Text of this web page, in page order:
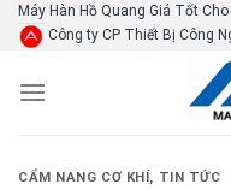
SkipMáy Hàn Hồ Quang Giá Tốt Cho
Công ty CP Thiết Bị Công
CẨM NANG CƠ KHÍ, TIN TỨC